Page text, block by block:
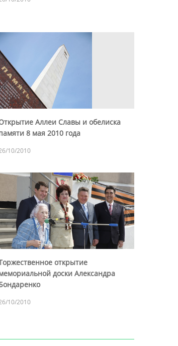
Аллеи Славы и обелиска
8 мая 2010 года
10/2010
открытие
доски Александра
10/2010